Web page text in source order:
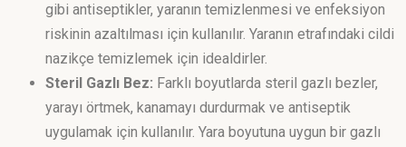
gibi antiseptikler, yaranın temizlenmesi ve enfeksiyon
riskinin azaltılması için kullanılır. Yaranın etrafındaki cildi
nazikçe temizlemek için idealdirler.
Steril Gazlı Bez: Farklı boyutlarda steril gazlı bezler,
yarayı örtmek, kanamayı durdurmak ve antiseptik
uygulamak için kullanılır. Yara boyutuna uygun bir gazlı